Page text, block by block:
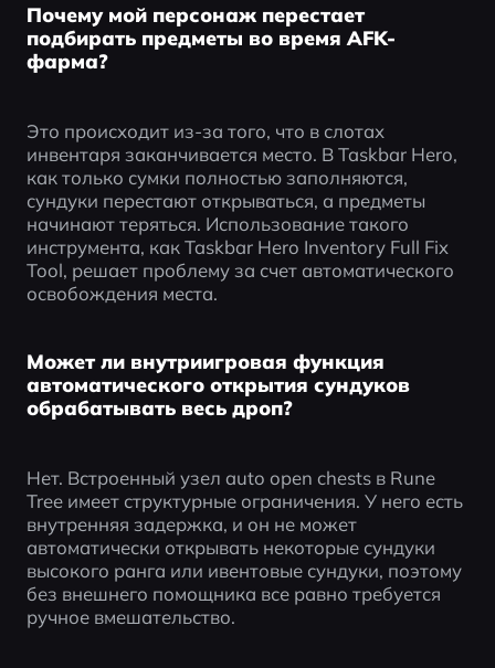
Почему мой персонаж перестает
подбирать предметы во время AFK-
фарма?
Это происходит из-за того, что в слотах
инвентаря заканчивается место. В Taskbar Hero,
как только сумки полностью заполняются,
сундуки перестают открываться, а предметы
начинают теряться. Использование такого
инструмента, как Taskbar Hero Inventory Full Fix
Tool, решает проблему за счет автоматического
освобождения места.
Может ли внутриигровая функция
автоматического открытия сундуков
обрабатывать весь дроп?
Нет. Встроенный узел auto open chests в Rune
Tree имеет структурные ограничения. У него есть
внутренняя задержка, и он не может
автоматически открывать некоторые сундуки
высокого ранга или ивентовые сундуки, поэтому
без внешнего помощника все равно требуется
ручное вмешательство.